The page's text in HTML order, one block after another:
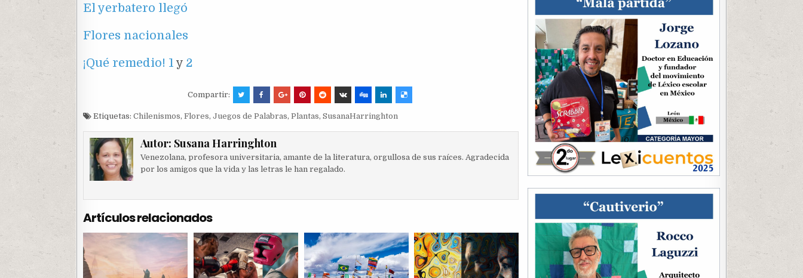
El yerbatero llegó
Flores nacionales
¡Qué remedio! 1 y 2
Compartir:
Etiquetas: Chilenismos, Flores, Juegos de Palabras, Plantas, SusanaHarringhton
Autor: Susana Harringhton
Venezolana, profesora universitaria, amante de la literatura, orgullosa de sus raíces. Agradecida
por los amigos que la vida y las letras le han regalado.
Artículos relacionados